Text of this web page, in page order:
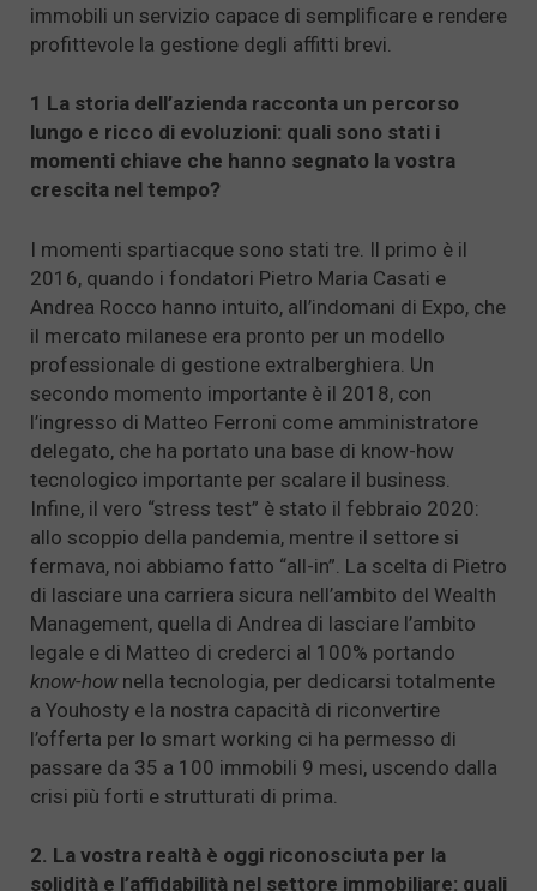
immobili un servizio capace di semplificare e rendere
profittevole la gestione degli affitti brevi.
1 La storia dell’azienda racconta un percorso
lungo e ricco di evoluzioni: quali sono stati i
momenti chiave che hanno segnato la vostra
crescita nel tempo?
I momenti spartiacque sono stati tre. Il primo è il
2016, quando i fondatori Pietro Maria Casati e
Andrea Rocco hanno intuito, all’indomani di Expo, che
il mercato milanese era pronto per un modello
professionale di gestione extralberghiera. Un
secondo momento importante è il 2018, con
l’ingresso di Matteo Ferroni come amministratore
delegato, che ha portato una base di know-how
tecnologico importante per scalare il business.
Infine, il vero “stress test” è stato il febbraio 2020:
allo scoppio della pandemia, mentre il settore si
fermava, noi abbiamo fatto “all-in”. La scelta di Pietro
di lasciare una carriera sicura nell’ambito del Wealth
Management, quella di Andrea di lasciare l’ambito
legale e di Matteo di crederci al 100% portando
know-hownella tecnologia, per dedicarsi totalmente
a Youhosty e la nostra capacità di riconvertire
l’offerta per lo smart working ci ha permesso di
passare da 35 a 100 immobili 9 mesi, uscendo dalla
crisi più forti e strutturati di prima.
2. La vostra realtà è oggi riconosciuta per la
solidità e l’affidabilità nel settore immobiliare: quali